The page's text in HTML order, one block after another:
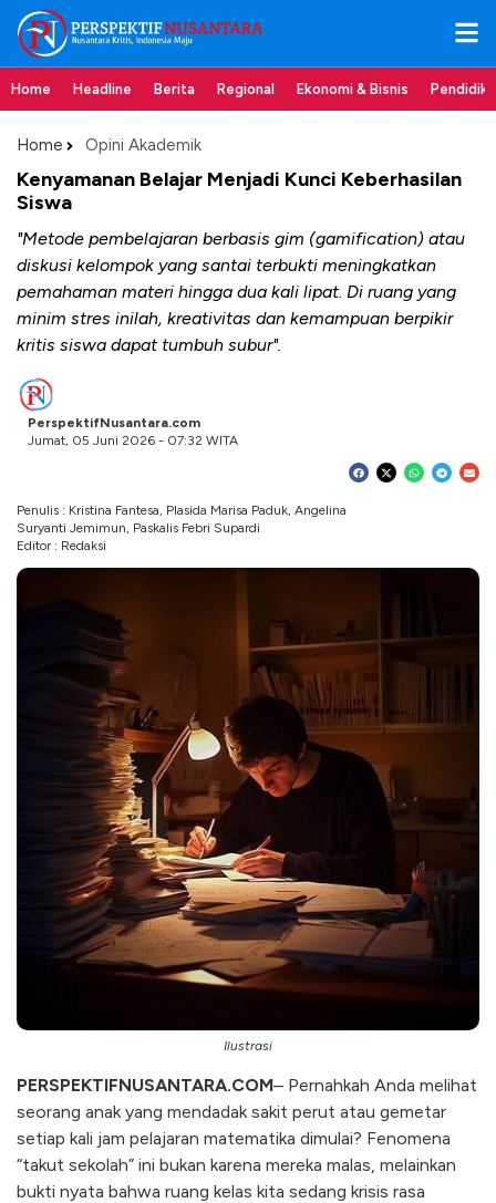
Home Headline Berita Regional Ekonomi & Bisnis
Home Opini Akademik
Kenyamanan Belajar Menjadi Kunci Keberhasilan
Siswa
"Metode pembelajaran berbasis gim (gamification) atau
diskusi kelompok yang santai terbukti meningkatkan
pemahaman materi hingga dua kali lipat. Di ruang yang
minim stres inilah, kreativitas dan kemampuan berpikir
kritis siswa dapat tumbuh subur".
PerspektifNusantara.com
Jumat, 05 Juni 2026 - 07:32 WITA
Penulis : Kristina Fantesa, Plasida Marisa Paduk, Angelina
Suryanti Jemimun, Paskalis Febri Supardi
Editor : Redaksi
Ilustrasi
PERSPEKTIFNUSANTARA.COM– Pernahkah Anda melihat
seorang anak yang mendadak sakit perut atau gemetar
setiap kali jam pelajaran matematika dimulai? Fenomena
“takut sekolah” ini bukan karena mereka malas, melainkan
bukti nyata bahwa ruang kelas kita sedang krisis rasa